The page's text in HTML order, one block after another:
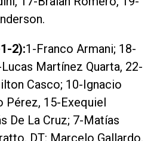
2):1-Franco Armani; 18-
Martínez Quarta, 22-
Casco; 10-Ignacio
Pérez, 15-Exequiel
De La Cruz; 7-Matías